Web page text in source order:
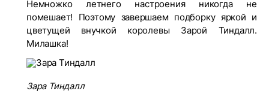
Немножко летнего настроения никогда не
помешает! Поэтому завершаем подборку яркой и
цветущей внучкой королевы Зарой Тиндалл.
Милашка!
Зара Тиндалл